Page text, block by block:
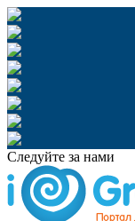
Следуйте за нами